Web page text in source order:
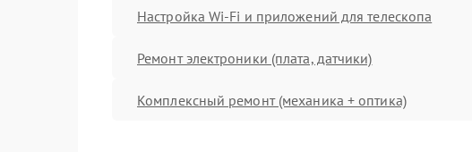
Настройка Wi-Fi и приложений для телескопа
Ремонт электроники (плата, датчики)
Комплексный ремонт (механика + оптика)